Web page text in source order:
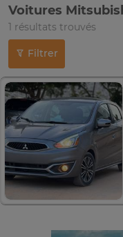
Voitures
1 résultats trouvés
Filtrer